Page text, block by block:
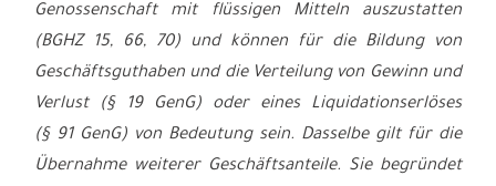
Genossenschaft mit flüssigen Mitteln auszustatten
(BGHZ 15, 66, 70) und können für die Bildung von
Geschäftsguthaben und die Verteilung von Gewinn und
Verlust (§ 19 GenG) oder eines Liquidationserlöses
(§ 91 GenG) von Bedeutung sein. Dasselbe gilt für die
Übernahme weiterer Geschäftsanteile. Sie begründet